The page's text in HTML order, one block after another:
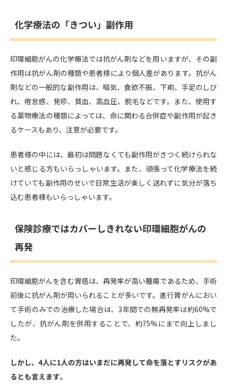
化学療法の「きつい」副作用
印環細胞がんの化学療法では抗がん剤などを用いますが、その副
作用は抗がん剤の種類や患者様により個人差があります。抗がん
剤などの一般的な副作用は、嘔気、食欲不振、下痢、手足のしび
れ、倦怠感、発疹、貧血、高血圧、脱毛などです。また、使用す
る薬物療法の種類によっては、命に関わる合併症や副作用が起き
るケースもあり、注意が必要です。
患者様の中には、最初は問題なくても副作用がきつく続けられな
いと感じる方もいらっしゃいます。また、頑張って化学療法を続
けていても副作用のせいで日常生活が楽しく送れずに気分が落ち
込む患者様もいらっしゃいます。
保険診療ではカバーしきれない印環細胞がんの
再発
印環細胞がんを含む胃癌は、再発率が高い腫瘍であるため、手術
前後に抗がん剤が用いられることが多いです。進行胃がんにおい
て手術のみでの治療した場合は、3年間での無再発率は約60%で
したが、抗がん剤を併用することで、約75%にまで向上しまし
た。
しかし、4人に1人の方はいまだに再発して命を落とすリスクがあ
るとも言えます。